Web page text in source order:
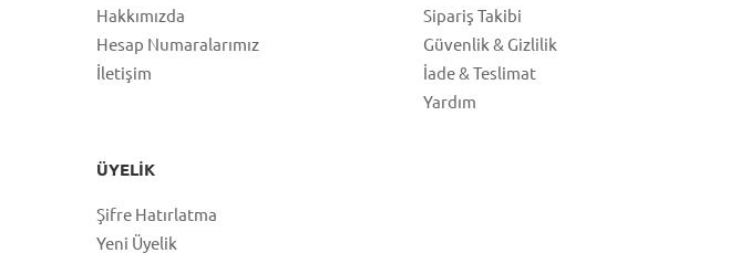
Hakkımızda
Hesap Numaralarımız
İletişim
Sipariş Takibi
Güvenlik & Gizlilik
İade & Teslimat
Yardım
ÜYELIK
Şifre Hatırlatma
Yeni Üyelik